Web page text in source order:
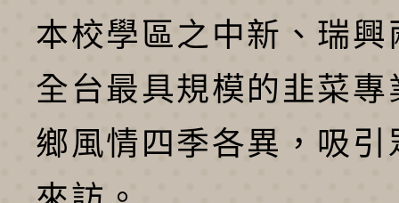
本校學區之中新、瑞興
全台最具規模的韭菜專
鄉風情四季各異，吸引